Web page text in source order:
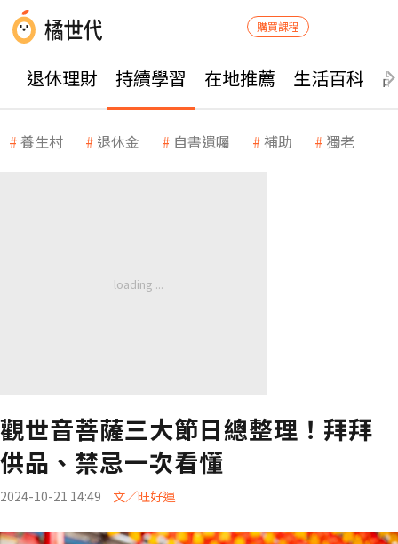
購買課程
退休理財 持續學習 在地推薦 生活百科
養生村 退休金 自書遺囑 補助 獨老
觀世音菩薩三大節日總整理！拜拜
供品、禁忌一次看懂
2024-10-21 14:49 文／旺好運